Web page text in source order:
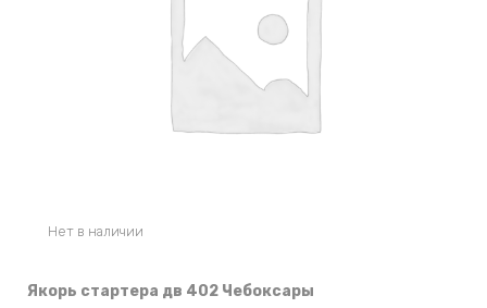
Нет в наличии
Якорь стартера дв 402 Чебоксары